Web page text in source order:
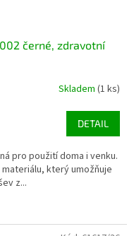
černé, zdravotní
Skladem (1 ks)
DETAIL
pro použití doma i venku.
který umožňuje
z...